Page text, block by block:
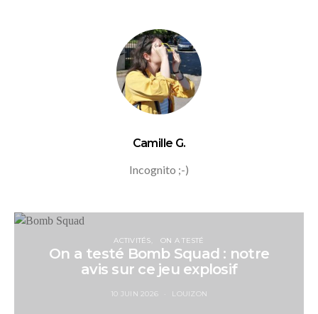
Camille G.
Incognito ;-)
ACTIVITÉS ON A TESTÉ
On a testé Bomb Squad : notre
avis sur ce jeu explosif
10 JUIN 2026 LOUIZON